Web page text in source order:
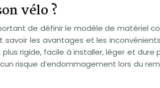
vélo ?
de définir le modèle de matériel
les avantages et les
rigide, facile à installer, léger et dure
risque d’endommagement lors du